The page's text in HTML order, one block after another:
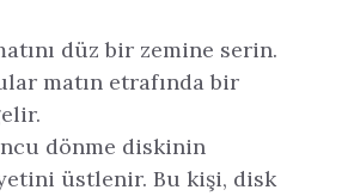
düz bir zemine serin.
matın etrafında bir
dönme diskinin
üstlenir. Bu kişi, disk